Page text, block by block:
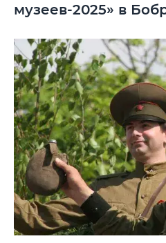
музеев-2025» в